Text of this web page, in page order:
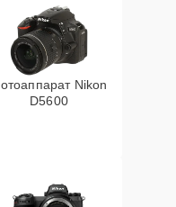
Nikon
D5600